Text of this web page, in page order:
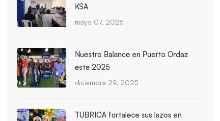
KSA
mayo 07, 2026
Nuestro Balance en Puerto Ordaz
este 2025
diciembre 29, 2025
TUBRICA fortalece sus lazos en